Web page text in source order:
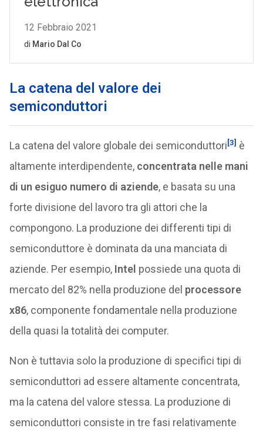
La catena del valore dei
semiconduttori
La catena del valore globale dei semiconduttori[3] è
altamente interdipendente, concentrata nelle mani
di un esiguo numero di aziende, e basata su una
forte divisione del lavoro tra gli attori che la
compongono. La produzione dei differenti tipi di
semiconduttore è dominata da una manciata di
aziende. Per esempio, Intel possiede una quota di
mercato del 82% nella produzione del processore
x86, componente fondamentale nella produzione
della quasi la totalità dei computer.
Non è tuttavia solo la produzione di specifici tipi di
semiconduttori ad essere altamente concentrata,
ma la catena del valore stessa. La produzione di
semiconduttori consiste in tre fasi relativamente